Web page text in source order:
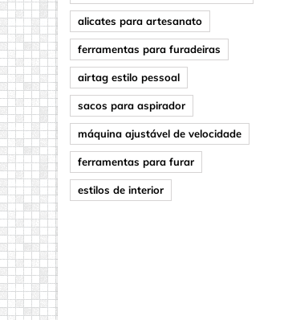
alicates para artesanato
ferramentas para furadeiras
airtag estilo pessoal
sacos para aspirador
máquina ajustável de velocidade
ferramentas para furar
estilos de interior